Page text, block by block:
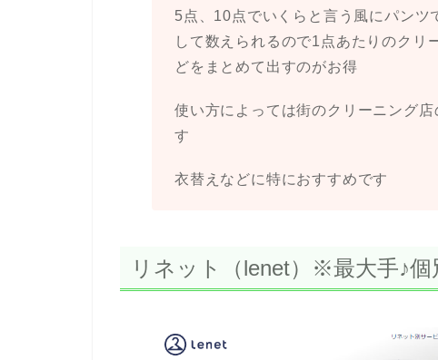
5点、10点でいくらと言う風にパンツ
して数えられるので1点あたりのクリ
どをまとめて出すのがお得
使い方によっては街のクリーニング
す
衣替えなどに特におすすめです
リネット（lenet）※最大手♪個